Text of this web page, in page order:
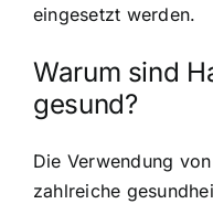
eingesetzt werden.
Warum sind
gesund?
Die Verwendung
zahlreiche